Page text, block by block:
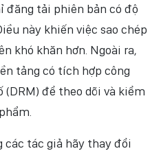
đăng tải phiên bản có độ
này khiến việc sao chép
khó khăn hơn. Ngoài ra,
tảng có tích hợp công
(DRM) để theo dõi và kiểm
các tác giả hãy thay đổi